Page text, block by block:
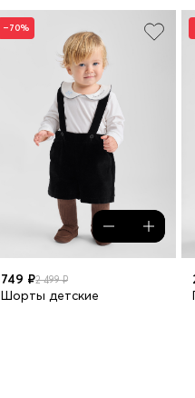
–70%
749 ₽2 499 ₽
Шорты детские